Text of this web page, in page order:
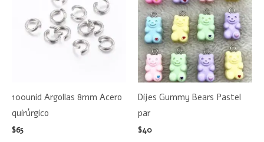
100unid Argollas 8mm Acero
quirúrgico
$65
Dijes Gummy Bears Pastel
par
$40
tiene
Las
opciones
se
pueden